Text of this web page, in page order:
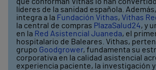
líderes de la sanidad española.
integra a la Fundación Vithas, Vithas
la central de compras PlazaSalud24, y
en la Red Asistencial Juaneda, el
hospitalario de Baleares. Vithas,
grupo Goodgrower, fundamenta su
corporativa en la calidad asistencial
experiencia paciente, la investigación